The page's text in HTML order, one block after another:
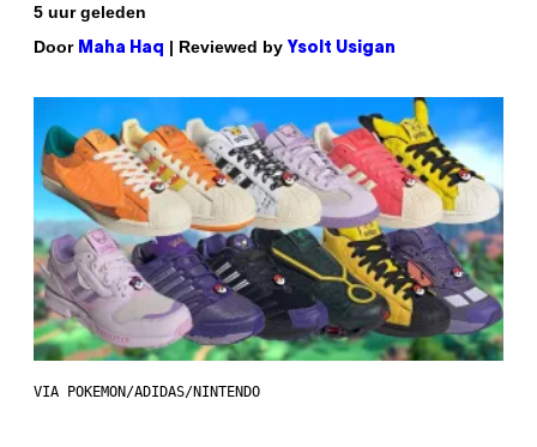
5 uur geleden
Door Maha Haq | Reviewed by Ysolt Usigan
VIA POKEMON/ADIDAS/NINTENDO